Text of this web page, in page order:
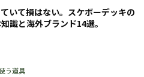
いて損はない。スケボーデッキの
識と海外ブランド14選。
う道具